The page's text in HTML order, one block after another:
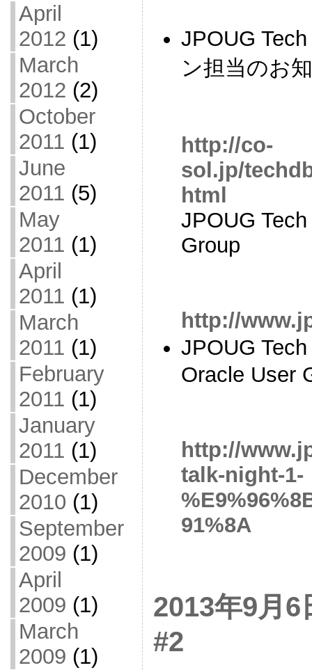
April
2012 (1)
March
2012 (2)
October
2011 (1)
June
2011 (5)
May
2011 (1)
April
2011 (1)
March
2011 (1)
February
2011 (1)
January
2011 (1)
December
2010 (1)
September
2009 (1)
April
2009 (1)
March
2009 (1)
JPOUG
ン担当のお
http://co-
sol.jp/
html
JPOUG
Group
http://
JPOUG
Oracle User
http://
talk-night-1-
91%8A
2013年9月
#2